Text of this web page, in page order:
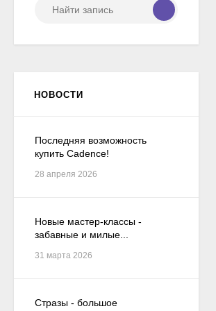
НОВОСТИ
Последняя возможность
купить Cadence!
28 апреля 2026
Новые мастер-классы -
забавные и милые...
31 марта 2026
Стразы - большое